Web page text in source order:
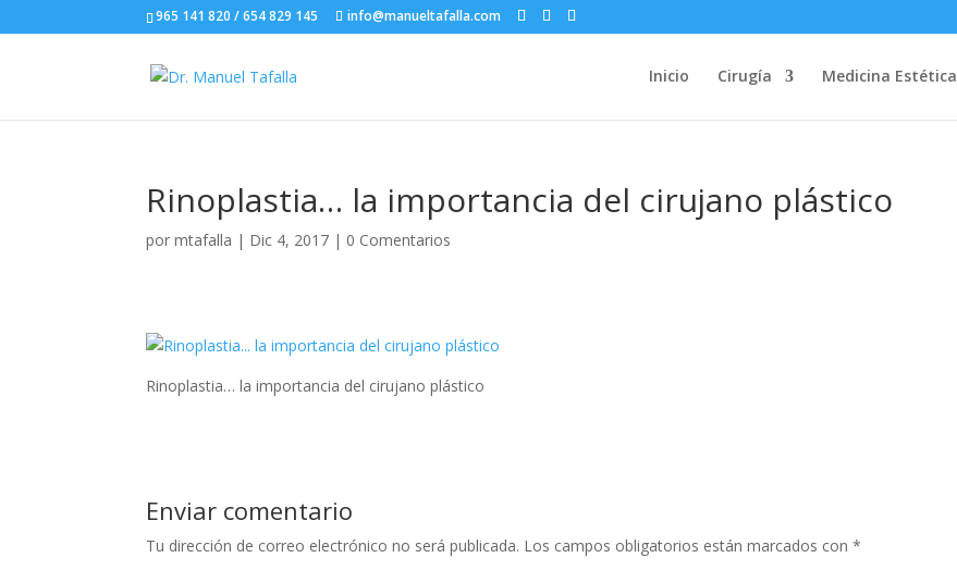
965 141 820 / 654 829 145 info@manueltafalla.com
Inicio Cirugía Medicina Estética
Rinoplastia… la importancia del cirujano plástico
pormtafalla | Dic 4, 2017 | 0 Comentarios
Rinoplastia… la importancia del cirujano plástico
Enviar comentario
Tu dirección de correo electrónico no será publicada. Los campos obligatorios están marcados con*